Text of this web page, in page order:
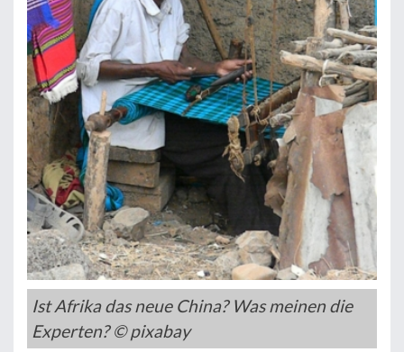
Ist Afrika das neue China? Was meinen die
Experten? © pixabay